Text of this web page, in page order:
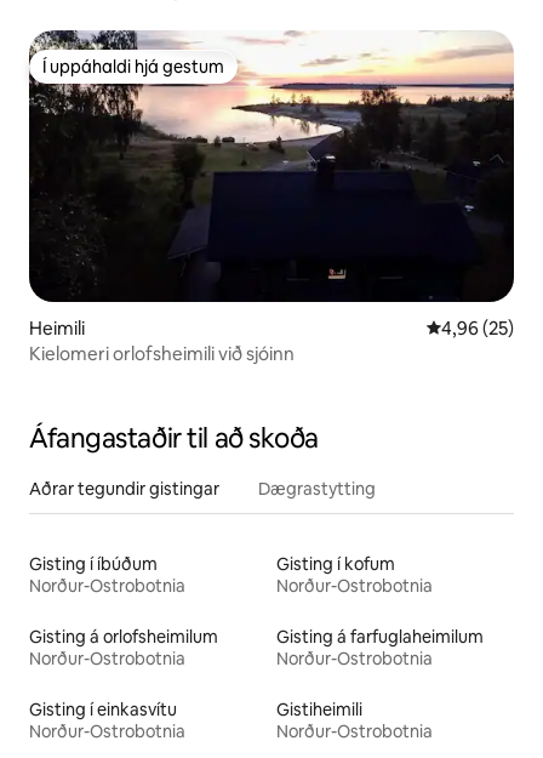
Í uppáhaldi hjá gestum
Í uppáhaldi hjá gestum
Heimili 4,96 af 5 í
4,96 (25)
Kielomeri orlofsheimili við sjóinn
Áfangastaðir til að skoða
Aðrar tegundir gistingar Dægrastytting
Gisting í íbúðum
Norður-Ostrobotnia
Gisting í kofum
Norður-Ostrobotnia
Gisting á orlofsheimilum
Norður-Ostrobotnia
Gisting á farfuglaheimilum
Norður-Ostrobotnia
Gisting í einkasvítu
Norður-Ostrobotnia
Gistiheimili
Norður-Ostrobotnia